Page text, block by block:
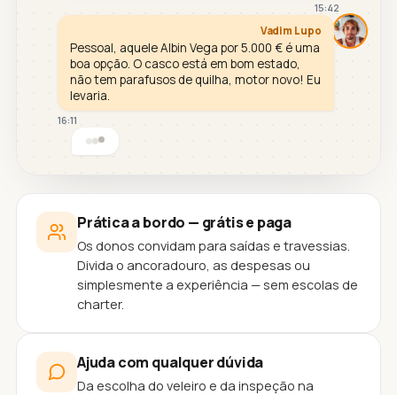
15:42
Vadim Lupo
Pessoal, aquele Albin Vega por 5.000 € é uma
boa opção. O casco está em bom estado,
não tem parafusos de quilha, motor novo! Eu
levaria.
16:11
Prática a bordo — grátis e paga
Os donos convidam para saídas e travessias.
Divida o ancoradouro, as despesas ou
simplesmente a experiência — sem escolas de
charter.
Ajuda com qualquer dúvida
Da escolha do veleiro e da inspeção na